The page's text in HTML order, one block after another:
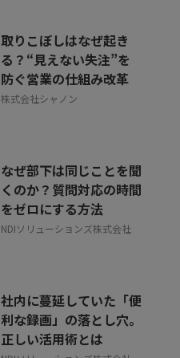
取りこぼしはなぜ起き
る？“見えない失注”を
防ぐ営業の仕組み改革
株式会社シャノン
なぜ部下は同じことを聞
くのか？質問対応の時間
をゼロにする方法
NDIソリューションズ株式会社
社内に蔓延していた「便
利な録画」の落とし穴。
正しい活用術とは